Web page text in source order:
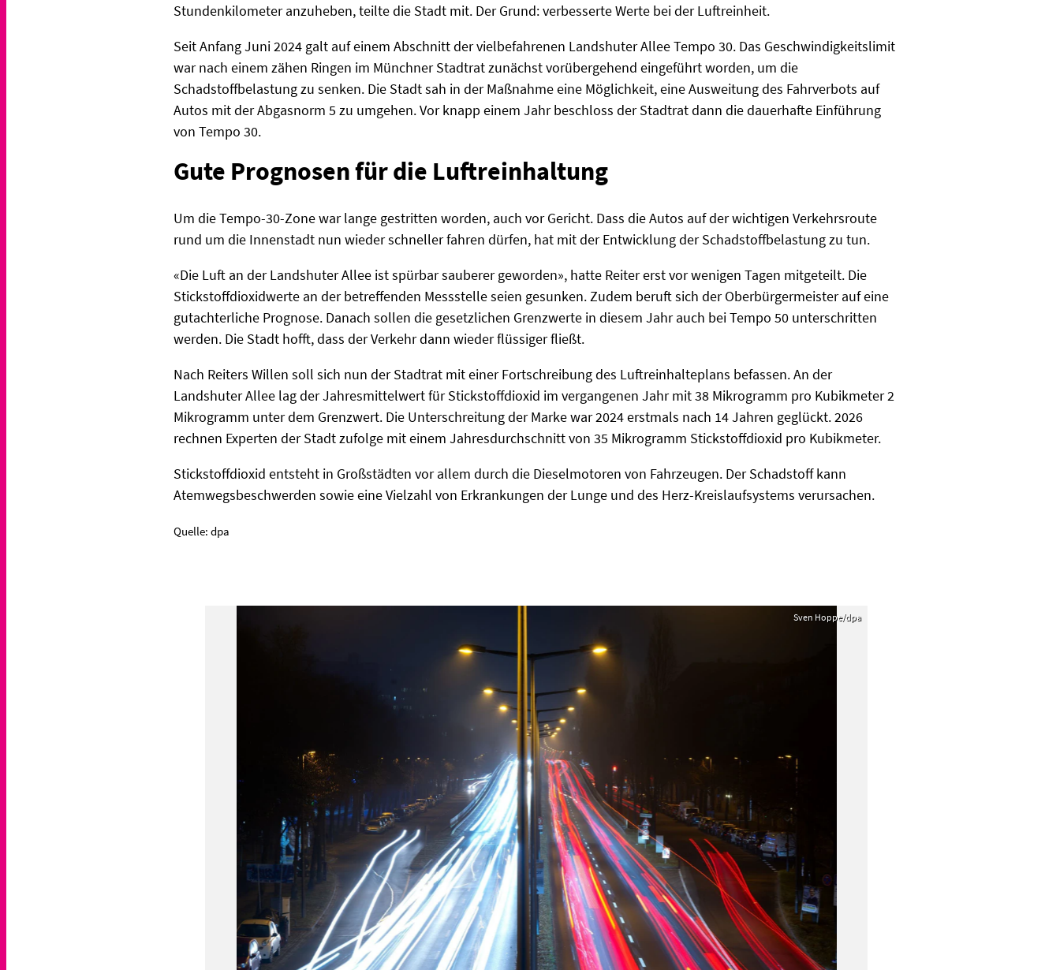
Stundenkilometer anzuheben, teilte die Stadt mit. Der Grund: verbesserte Werte bei der Luftreinheit.
Seit Anfang Juni 2024 galt auf einem Abschnitt der vielbefahrenen Landshuter Allee Tempo 30. Das Geschwindigkeitslimit
war nach einem zähen Ringen im Münchner Stadtrat zunächst vorübergehend eingeführt worden, um die
Schadstoffbelastung zu senken. Die Stadt sah in der Maßnahme eine Möglichkeit, eine Ausweitung des Fahrverbots auf
Autos mit der Abgasnorm 5 zu umgehen. Vor knapp einem Jahr beschloss der Stadtrat dann die dauerhafte Einführung
von Tempo 30.
Gute Prognosen für die Luftreinhaltung
Um die Tempo-30-Zone war lange gestritten worden, auch vor Gericht. Dass die Autos auf der wichtigen Verkehrsroute
rund um die Innenstadt nun wieder schneller fahren dürfen, hat mit der Entwicklung der Schadstoffbelastung zu tun.
«Die Luft an der Landshuter Allee ist spürbar sauberer geworden», hatte Reiter erst vor wenigen Tagen mitgeteilt. Die
Stickstoffdioxidwerte an der betreffenden Messstelle seien gesunken. Zudem beruft sich der Oberbürgermeister auf eine
gutachterliche Prognose. Danach sollen die gesetzlichen Grenzwerte in diesem Jahr auch bei Tempo 50 unterschritten
werden. Die Stadt hofft, dass der Verkehr dann wieder flüssiger fließt.
Nach Reiters Willen soll sich nun der Stadtrat mit einer Fortschreibung des Luftreinhalteplans befassen. An der
Landshuter Allee lag der Jahresmittelwert für Stickstoffdioxid im vergangenen Jahr mit 38 Mikrogramm pro Kubikmeter 2
Mikrogramm unter dem Grenzwert. Die Unterschreitung der Marke war 2024 erstmals nach 14 Jahren geglückt. 2026
rechnen Experten der Stadt zufolge mit einem Jahresdurchschnitt von 35 Mikrogramm Stickstoffdioxid pro Kubikmeter.
Stickstoffdioxid entsteht in Großstädten vor allem durch die Dieselmotoren von Fahrzeugen. Der Schadstoff kann
Atemwegsbeschwerden sowie eine Vielzahl von Erkrankungen der Lunge und des Herz-Kreislaufsystems verursachen.
Quelle: dpa
Sven Hoppe/dpa